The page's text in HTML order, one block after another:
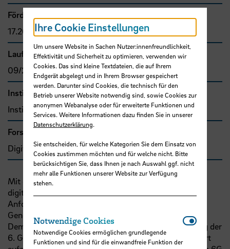
Förder- bzw. Auftragssumme
17.265,00 €
Laufzeit
09/2024 - 08/2025
Institut
Institut für Nachrichtentechnik
Forschungs- und Transfercluster
Digitale Transformation
Mit den Herausforderungen der voranschreitenden
digitalen Transformation gehen auch immer höhere
Anforderungen an die Leistungsfähigkeit der nächsten
Generation von Mobilfunknetzen einher.
Dementsprechend haben die Arbeiten zur Entwicklung der
6. Generation (6G) in den letzten Jahren rasant an Fahrt
Ihre Cookie Einstellungen
Um unsere Website in Sachen Nutzer:innenfreundlichkeit,
Effektivität und Sicherheit zu optimieren, verwenden wir
Cookies. Das sind kleine Textdateien, die auf Ihrem
Endgerät abgelegt und in Ihrem Browser gespeichert
werden. Darunter sind Cookies, die technisch für den
Betrieb unserer Website notwendig sind, sowie Cookies zur
anonymen Webanalyse oder für erweiterte Funktionen und
Services. Weitere Informationen dazu finden Sie in unserer
Datenschutzerklärung.
Sie entscheiden, für welche Kategorien Sie dem Einsatz von
Cookies zustimmen möchten und für welche nicht. Bitte
berücksichtigen Sie, dass Ihnen je nach Auswahl ggf. nicht
mehr alle Funktionen unserer Website zur Verfügung
stehen.
Notwendige Cookies
Notwendige Cookies ermöglichen grundlegende
Funktionen und sind für die einwandfreie Funktion der